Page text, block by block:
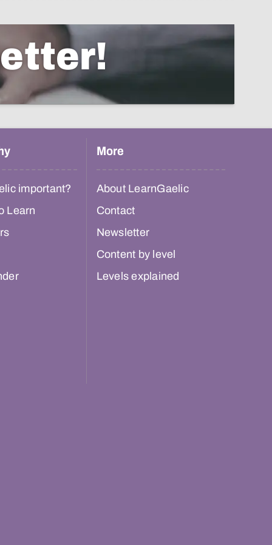
important?
Learn
More
About LearnGaelic
Contact
Newsletter
Content by level
Levels explained